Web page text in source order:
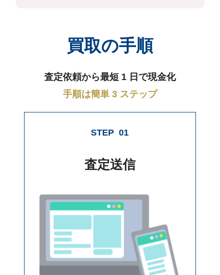
買取の手順
査定依頼から最短 1 日で現金化
手順は簡単 3 ステップ
STEP 01
査定送信